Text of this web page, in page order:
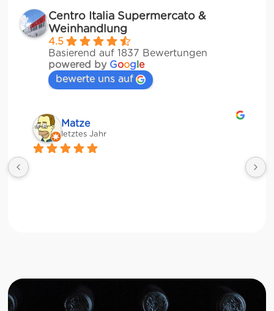
Centro Italia Supermercato &
Weinhandlung
4.5
Basierend auf 1837 Bewertungen
powered by Google
bewerte uns auf
Matze
letztes Jahr